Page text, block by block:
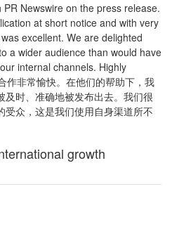
Newswire on the press release.
at short notice and with very
excellent. We are delighted
a wider audience than would have
internal channels. Highly
作非常愉快。在他们的帮助下，我
时、准确地被发布出去。我们很
众，这是我们使用自身渠道所不
growth